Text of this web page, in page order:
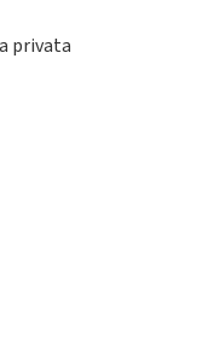
privata